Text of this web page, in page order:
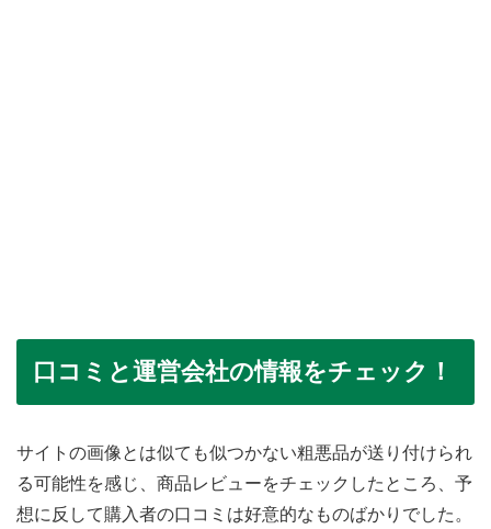
口コミと運営会社の情報をチェック！
サイトの画像とは似ても似つかない粗悪品が送り付けられ
る可能性を感じ、商品レビューをチェックしたところ、予
想に反して購入者の口コミは好意的なものばかりでした。